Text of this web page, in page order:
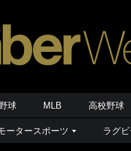
球 MLB 高校野球
ータースポーツ ラグビ